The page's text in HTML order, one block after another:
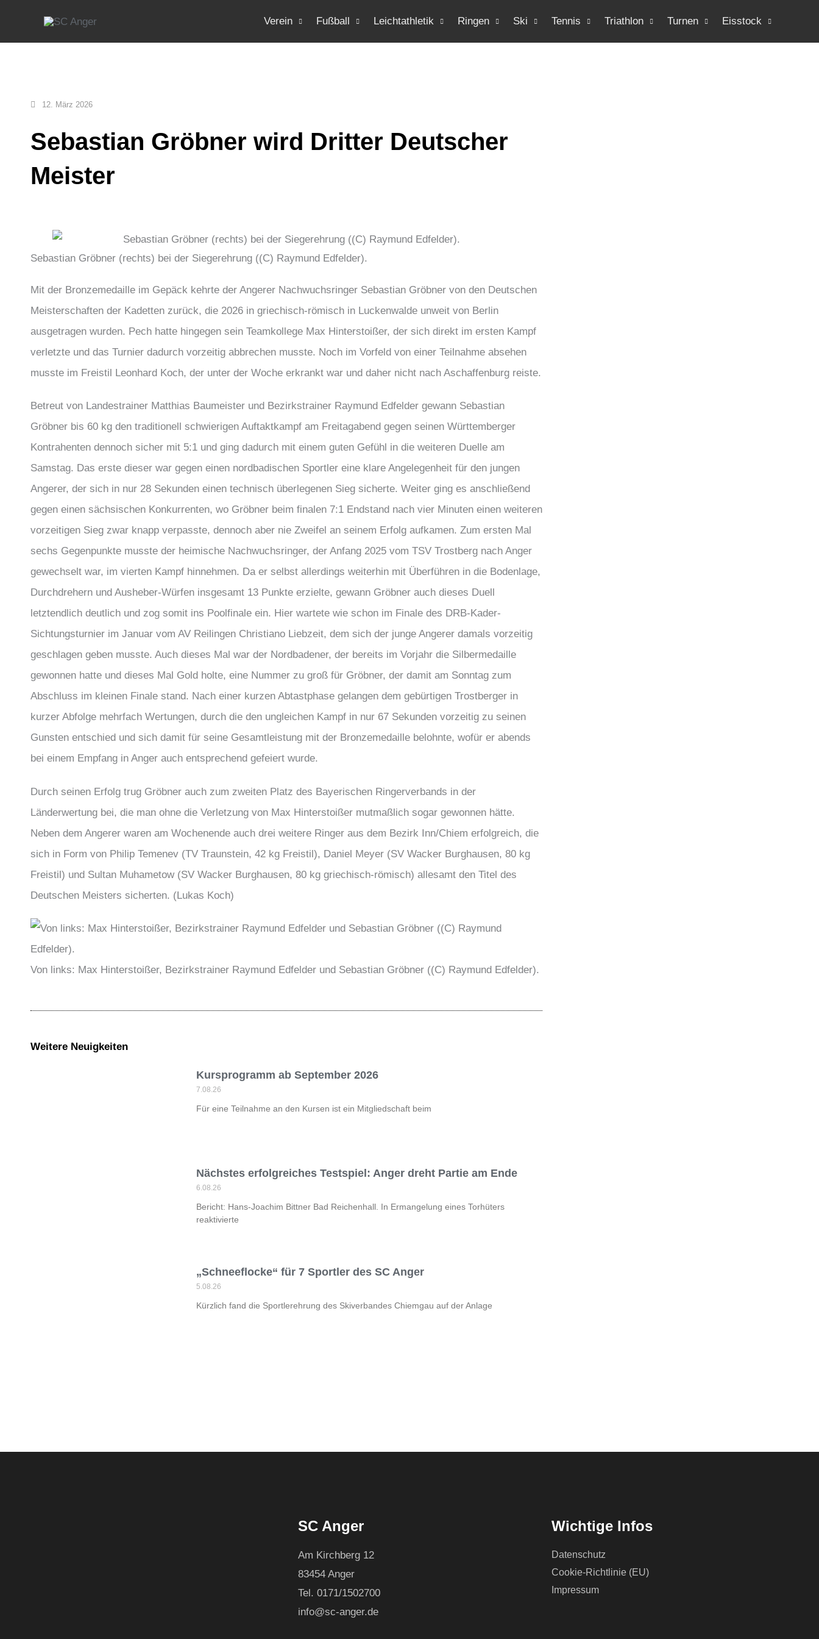
springen
Verein Fußball Leichtathletik Ringen Ski Tennis Triathlon Turnen Eisstock
12. März 2026
Sebastian Gröbner wird Dritter Deutscher
Meister
Sebastian Gröbner (rechts) bei der Siegerehrung ((C) Raymund Edfelder).
Mit der Bronzemedaille im Gepäck kehrte der Angerer Nachwuchsringer Sebastian Gröbner von den Deutschen
Meisterschaften der Kadetten zurück, die 2026 in griechisch-römisch in Luckenwalde unweit von Berlin
ausgetragen wurden. Pech hatte hingegen sein Teamkollege Max Hinterstoißer, der sich direkt im ersten Kampf
verletzte und das Turnier dadurch vorzeitig abbrechen musste. Noch im Vorfeld von einer Teilnahme absehen
musste im Freistil Leonhard Koch, der unter der Woche erkrankt war und daher nicht nach Aschaffenburg reiste.
Betreut von Landestrainer Matthias Baumeister und Bezirkstrainer Raymund Edfelder gewann Sebastian
Gröbner bis 60 kg den traditionell schwierigen Auftaktkampf am Freitagabend gegen seinen Württemberger
Kontrahenten dennoch sicher mit 5:1 und ging dadurch mit einem guten Gefühl in die weiteren Duelle am
Samstag. Das erste dieser war gegen einen nordbadischen Sportler eine klare Angelegenheit für den jungen
Angerer, der sich in nur 28 Sekunden einen technisch überlegenen Sieg sicherte. Weiter ging es anschließend
gegen einen sächsischen Konkurrenten, wo Gröbner beim finalen 7:1 Endstand nach vier Minuten einen weiteren
vorzeitigen Sieg zwar knapp verpasste, dennoch aber nie Zweifel an seinem Erfolg aufkamen. Zum ersten Mal
sechs Gegenpunkte musste der heimische Nachwuchsringer, der Anfang 2025 vom TSV Trostberg nach Anger
gewechselt war, im vierten Kampf hinnehmen. Da er selbst allerdings weiterhin mit Überführen in die Bodenlage,
Durchdrehern und Ausheber-Würfen insgesamt 13 Punkte erzielte, gewann Gröbner auch dieses Duell
letztendlich deutlich und zog somit ins Poolfinale ein. Hier wartete wie schon im Finale des DRB-Kader-
Sichtungsturnier im Januar vom AV Reilingen Christiano Liebzeit, dem sich der junge Angerer damals vorzeitig
geschlagen geben musste. Auch dieses Mal war der Nordbadener, der bereits im Vorjahr die Silbermedaille
gewonnen hatte und dieses Mal Gold holte, eine Nummer zu groß für Gröbner, der damit am Sonntag zum
Abschluss im kleinen Finale stand. Nach einer kurzen Abtastphase gelangen dem gebürtigen Trostberger in
kurzer Abfolge mehrfach Wertungen, durch die den ungleichen Kampf in nur 67 Sekunden vorzeitig zu seinen
Gunsten entschied und sich damit für seine Gesamtleistung mit der Bronzemedaille belohnte, wofür er abends
bei einem Empfang in Anger auch entsprechend gefeiert wurde.
Durch seinen Erfolg trug Gröbner auch zum zweiten Platz des Bayerischen Ringerverbands in der
Länderwertung bei, die man ohne die Verletzung von Max Hinterstoißer mutmaßlich sogar gewonnen hätte.
Neben dem Angerer waren am Wochenende auch drei weitere Ringer aus dem Bezirk Inn/Chiem erfolgreich, die
sich in Form von Philip Temenev (TV Traunstein, 42 kg Freistil), Daniel Meyer (SV Wacker Burghausen, 80 kg
Freistil) und Sultan Muhametow (SV Wacker Burghausen, 80 kg griechisch-römisch) allesamt den Titel des
Deutschen Meisters sicherten. (Lukas Koch)
Von links: Max Hinterstoißer, Bezirkstrainer Raymund Edfelder und Sebastian Gröbner ((C) Raymund Edfelder).
Weitere Neuigkeiten
Kursprogramm ab September 2026
7.08.26
Für eine Teilnahme an den Kursen ist ein Mitgliedschaft beim
Nächstes erfolgreiches Testspiel: Anger dreht Partie am Ende
6.08.26
Bericht: Hans-Joachim Bittner Bad Reichenhall. In Ermangelung eines Torhüters
reaktivierte
„Schneeflocke“ für 7 Sportler des SC Anger
5.08.26
Kürzlich fand die Sportlerehrung des Skiverbandes Chiemgau auf der Anlage
SC Anger
Am Kirchberg 12
83454 Anger
Tel. 0171/1502700
info@sc-anger.de
Wichtige Infos
Datenschutz
Cookie-Richtlinie (EU)
Impressum